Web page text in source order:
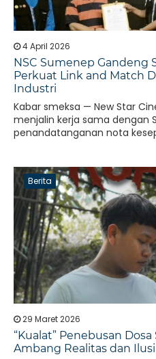
4 April 2026
NSC Sumenep Gandeng
Perkuat Link and Match
Industri
Kabar smeksa — New Star
menjalin kerja sama dengan
penandatanganan nota
Berita
29 Maret 2026
“Kualat” Penebusan
Ambang Realitas dan Ilusi